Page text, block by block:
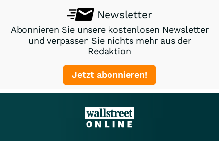
Newsletter
Abonnieren Sie unsere kostenlosen Newsletter
und verpassen Sie nichts mehr aus der
Redaktion
Jetzt abonnieren!